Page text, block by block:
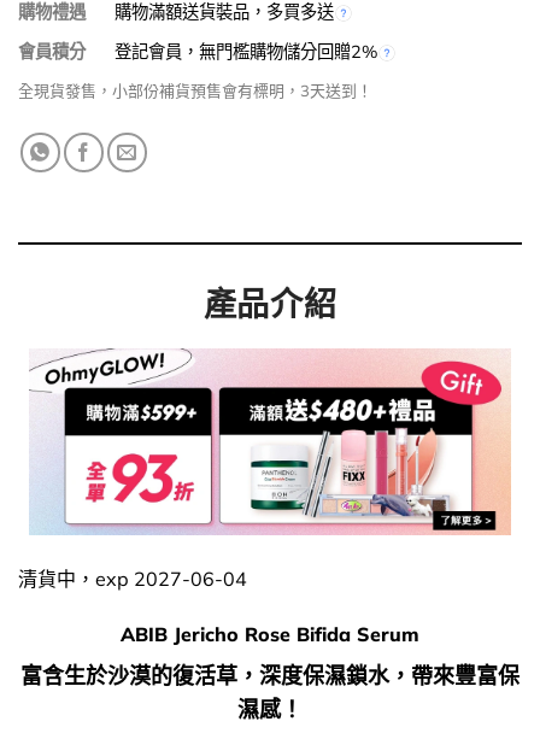
購物禮遇
購物滿額送貨裝品，多買多送
會員積分
登記會員，無門檻購物儲分回贈2%
全現貨發售，小部份補貨預售會有標明，3天送到！
產品介紹
清貨中，exp 2027-06-04
ABIB Jericho Rose Bifida Serum
富含生於沙漠的復活草，深度保濕鎖水，帶來豐富保
濕感！